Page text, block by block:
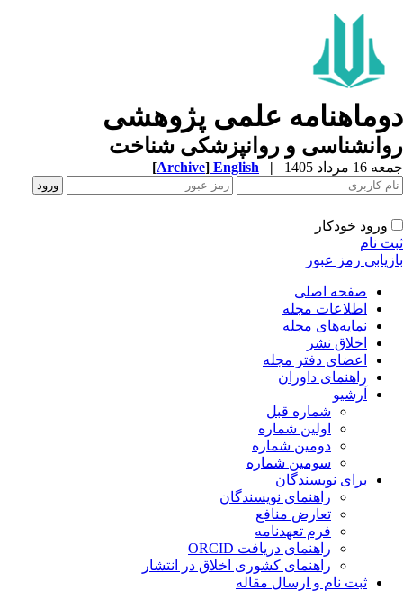
علمی پژوهشی
و روانپزشکی شناخت
مرداد 1405 |
English
[Archive]
ورود خودکار
نام
رمز عبور
صفحه اصلی
اطلاعات مجله
نمایه‌های مجله
اخلاق نشر
اعضای دفتر مجله
راهنمای داوران
آرشیو
شماره قبل
اولین شماره
دومین شماره
سومین شماره
برای نویسندگان
راهنمای نویسندگان
تعارض منافع
فرم تعهدنامه
راهنمای دریافت ORCID
راهنمای کشوری اخلاق در انتشار
ثبت نام و ارسال مقاله